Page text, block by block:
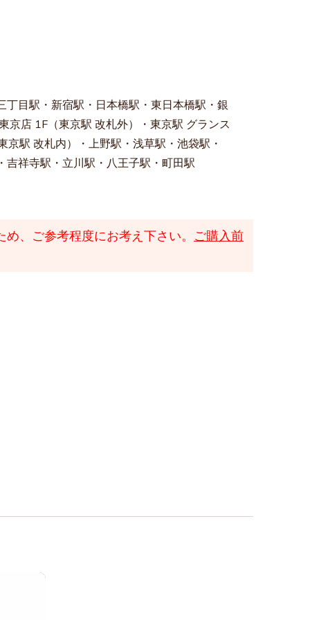
丁目駅・新宿駅・日本橋駅・東日本橋駅・銀
京店 1F（東京駅 改札外）・東京駅 グランス
京駅 改札内）・上野駅・浅草駅・池袋駅・
吉祥寺駅・立川駅・八王子駅・町田駅
、ご参考程度にお考え下さい。 ご購入前